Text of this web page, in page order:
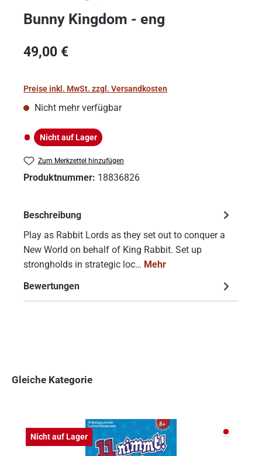
Bunny Kingdom - eng
Regulärer Preis:
49,00 €
Preise inkl. MwSt. zzgl. Versandkosten
Nicht mehr verfügbar
Nicht auf Lager
Nicht auf Lager
Zum Merkzettel hinzufügen
Produktnummer: 18836826
Beschreibung
Play as Rabbit Lords as they set out to conquer a
New World on behalf of King Rabbit. Set up
strongholds in strategic loc… Mehr
Bewertungen
Gleiche Kategorie
Nicht auf Lager Nicht